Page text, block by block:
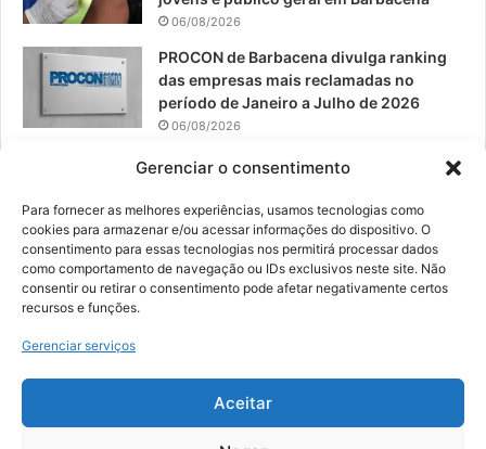
Gerenciar o consentimento
Para fornecer as melhores experiências, usamos tecnologias como
cookies para armazenar e/ou acessar informações do dispositivo. O
consentimento para essas tecnologias nos permitirá processar dados
como comportamento de navegação ou IDs exclusivos neste site. Não
consentir ou retirar o consentimento pode afetar negativamente certos
recursos e funções.
Gerenciar serviços
Aceitar
06/08/2026
PROCON de Barbacena divulga ranking
das empresas mais reclamadas no
período de Janeiro a Julho de 2026
06/08/2026
Prefeitura convoca organizações de
Resíduos Sólidos
05/08/2026
© 2026, Todos os direitos reservados | Desenvolvido por:
Digital Business| Hospedado por:NP Publicidade
Fale Conosco
Sobre Nós